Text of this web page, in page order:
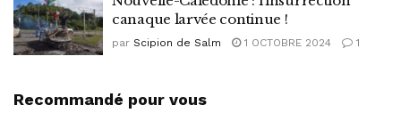
canaque larvée continue !
par Scipion de Salm 1 OCTOBRE 2024 1
Recommandé pour vous